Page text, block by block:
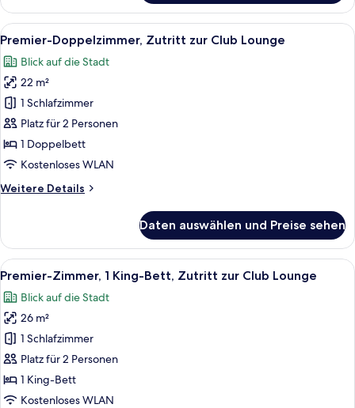
King
Bed
Alle
Fotos
für
Premier-
Doppelzimmer,
Zutritt
zur
Club
anzeigen
Ein Hotelzimmer mit einem großen
4
Premier-Doppelzimmer, Zutritt zur Club Lounge
Blick auf die Stadt
22 m²
1 Schlafzimmer
Platz für 2 Personen
1 Doppelbett
Kostenloses WLAN
Weitere Details
Weitere
Doppelzimmer,
Zutritt
zur
Lounge
Daten auswählen und Preise sehen
Alle
Fotos
für
Premier-
Zimmer,
1 King-
Bett,
Zutritt
Ein modernes Hotelzimmer mit
4
Premier-Zimmer, 1 King-Bett, Zutritt zur Club Lounge
Blick auf die Stadt
26 m²
1 Schlafzimmer
Platz für 2 Personen
1 King-Bett
Kostenloses WLAN